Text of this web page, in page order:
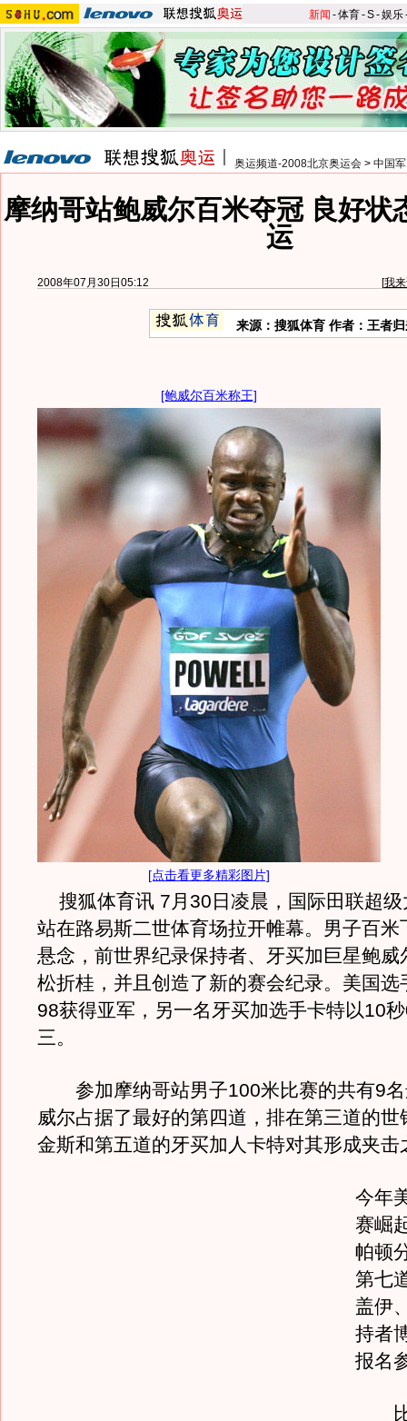
新闻 -体育-S-娱乐
奥运频道-2008北京奥运会 > 中国
摩纳哥站鲍威尔百米夺冠 良好状
运
2008年07月30日05:12 [我
来源：搜狐体育 作者：王者
[鲍威尔百米称王]
[点击看更多精彩图片]
搜狐体育讯 7月30日凌晨，国际田联超级
站在路易斯二世体育场拉开帷幕。男子百米
悬念，前世界纪录保持者、牙买加巨星鲍威
松折桂，并且创造了新的赛会纪录。美国选
98获得亚军，另一名牙买加选手卡特以10
三。
参加摩纳哥站男子100米比赛的共有9名
威尔占据了最好的第四道，排在第三道的世
金斯和第五道的牙买加人卡特对其形成夹击
今年
赛崛
帕顿
第七
盖伊
持者
报名
比